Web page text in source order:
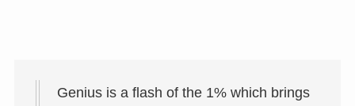
Genius is a flash of the 1% which brings